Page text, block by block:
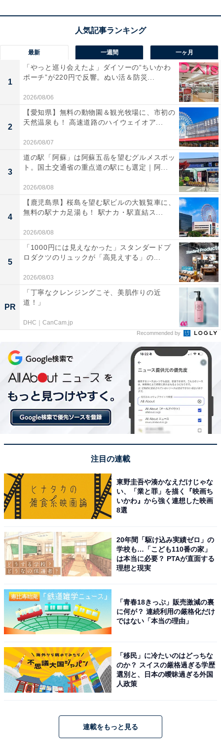
楽天トラベルでホテルを見る
「二日市温泉 大丸別荘」の口コミは？
「二日市温泉 大丸別荘」には、以下のような口コミが寄
歴史を感じる趣深い建物と手入れの行き届いた広大
広々とした風情ある大浴場の次田の湯で名湯をゆっ
たり満喫できる
丁寧で細やかな接客とスタッフの温かいおもてなし
が素晴らしい
最新 一週間 一ヶ月
1
「やっと巡り会えたよ」ダイソーの“ちいかわ
ポーチ”が220円で反響。ぬい活＆防災...
2026/08/06
2
【愛知県】無料の動物園＆観光牧場に、市初の
天然温泉も！ 高速道路のハイウェイオア...
2026/08/07
3
道の駅「阿蘇」は阿蘇五岳を望むグルメスポッ
ト。国土交通省の重点道の駅にも選定｜阿...
2026/08/08
4
【鹿児島県】桜島を望む駅ビルの大観覧車に、
無料の駅ナカ足湯も！ 駅ナカ・駅直結ス...
2026/08/08
5
「1000円には見えなかった」スタンダードプ
ロダクツのリュックが「高見えする」の...
2026/08/03
PR
「丁寧なクレンジングこそ、美肌作りの近
道！」
DHC｜CanCam.jp
Recommended by
注目の連載
東野圭吾や湊かなえだけじゃな
い、「業と罪」を描く『映画ち
いかわ』から強く連想した映画
8選
20年間「駆け込み実績ゼロ」の
学校も…「こども110番の家」
は本当に必要？ PTAが直面する
理想と現実
「青春18きっぷ」販売激減の裏
に何が？ 連続利用の厳格化だけ
ではない「本当の理由」
「移民」に冷たいのはどっちな
のか？ スイスの厳格過ぎる学歴
選別と、日本の曖昧過ぎる外国
人政策
連載をもっと見る